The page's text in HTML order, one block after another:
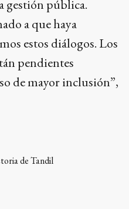
gestión pública.
a que haya
estos diálogos. Los
pendientes
de mayor inclusión”,
de Tandil